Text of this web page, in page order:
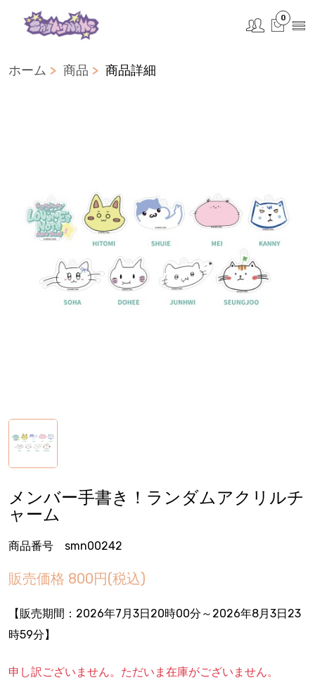
0
ホーム 商品 商品詳細
メンバー手書き！ランダムアクリルチ
ャーム
商品番号 smn00242
販売価格 800円(税込)
【販売期間： 2026年7月3日20時00分 ～2026年8月3日23
時59分】
申し訳ございません。ただいま在庫がございません。